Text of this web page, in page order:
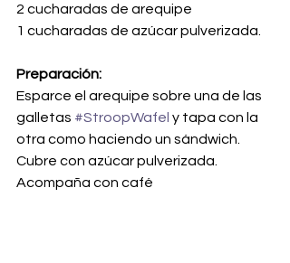
2 cucharadas de arequipe
1 cucharadas de azúcar pulverizada.
Preparación:
Esparce el arequipe sobre una de las
galletas #StroopWafel y tapa con la
otra como haciendo un sándwich.
Cubre con azúcar pulverizada.
Acompaña con café